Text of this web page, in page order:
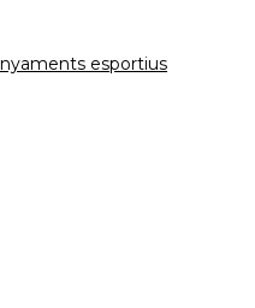
esportius